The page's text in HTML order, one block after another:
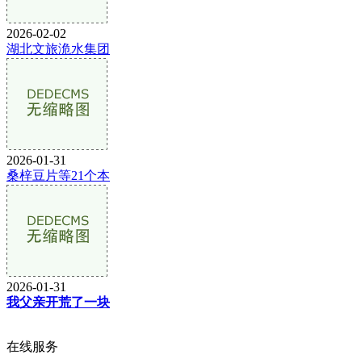
2026-02-02
湖北文旅洈水集团
2026-01-31
桑梓豆片等21个本
2026-01-31
我父亲开荒了一块
在线服务